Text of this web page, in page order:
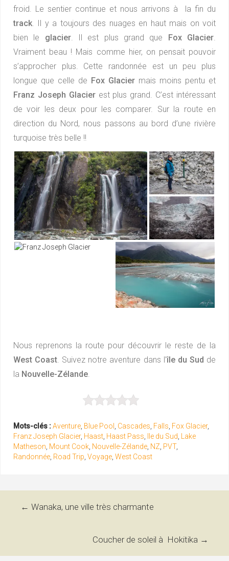
froid. Le sentier continue et nous arrivons à la fin du
track. Il y a toujours des nuages en haut mais on voit
bien le glacier. Il est plus grand que Fox Glacier.
Vraiment beau ! Mais comme hier, on pensait pouvoir
s’approcher plus. Cette randonnée est un peu plus
longue que celle de Fox Glacier mais moins pentu et
Franz Joseph Glacierest plus grand. C’est intéressant
de voir les deux pour les comparer. Sur la route en
direction du Nord, nous passons au bord d’une rivière
turquoise très belle !!
Nous reprenons la route pour découvrir le reste de la
West Coast. Suivez notre aventure dans l’île du Sud de
la Nouvelle-Zélande.
Mots-clés :Aventure Blue Pool Cascades Falls Fox Glacier,
Franz Joseph Glacier, Haast Haast Pass Ile du Sud
Lake
Matheson Mount Cook Nouvelle-Zélande NZ PVT,
Randonnée Road Trip Voyage West Coast
Navigation
articles
← Wanaka, une ville très charmante
Coucher de soleil à Hokitika →